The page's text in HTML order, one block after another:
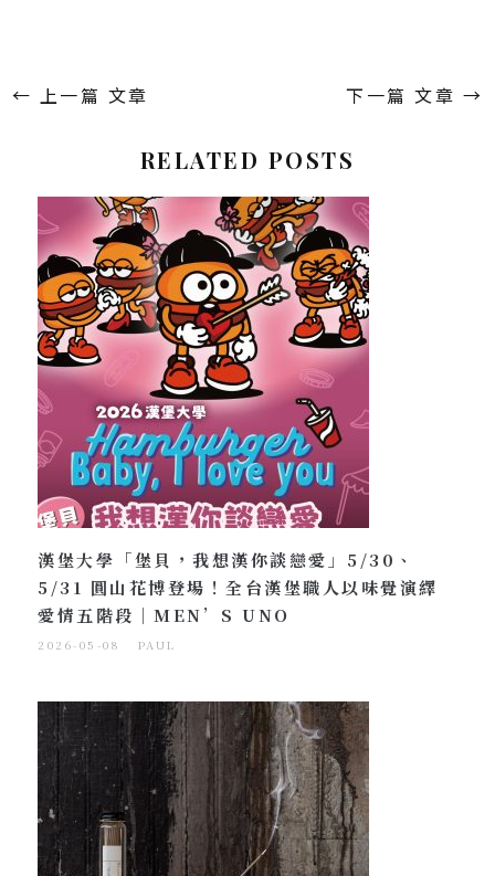
← 上一篇 文章 下一篇 文章 →
RELATED POSTS
漢堡大學「堡貝，我想漢你談戀愛」5/30、
5/31 圓山花博登場！全台漢堡職人以味覺演繹
愛情五階段｜MEN’S UNO
2026-05-08 PAUL